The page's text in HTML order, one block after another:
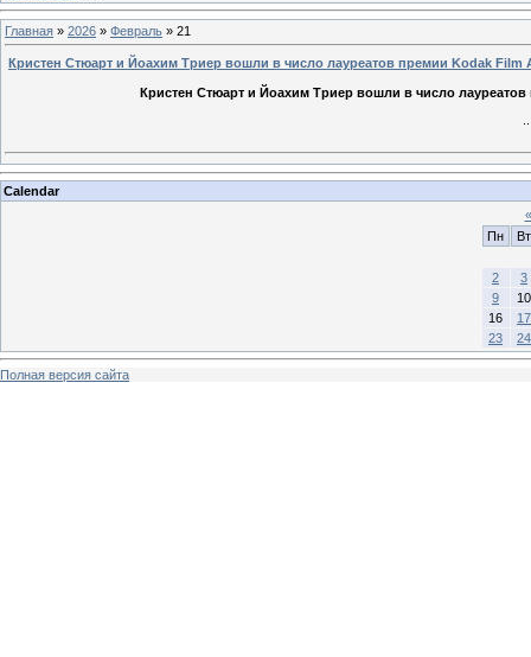
Главная » 2026 » Февраль » 21
Кристен Стюарт и Йоахим Триер вошли в число лауреатов премии Kodak
Кристен Стюарт и Йоахим Триер вошли в число
Calendar
«
Пн
Вт
2
3
9
10
16
17
23
24
Полная версия сайта